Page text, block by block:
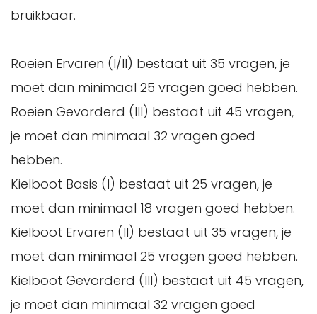
bruikbaar.
Roeien Ervaren (I/II) bestaat uit 35 vragen, je
moet dan minimaal 25 vragen goed hebben.
Roeien Gevorderd (III) bestaat uit 45 vragen,
je moet dan minimaal 32 vragen goed
hebben.
Kielboot Basis (I) bestaat uit 25 vragen, je
moet dan minimaal 18 vragen goed hebben.
Kielboot Ervaren (II) bestaat uit 35 vragen, je
moet dan minimaal 25 vragen goed hebben.
Kielboot Gevorderd (III) bestaat uit 45 vragen,
je moet dan minimaal 32 vragen goed